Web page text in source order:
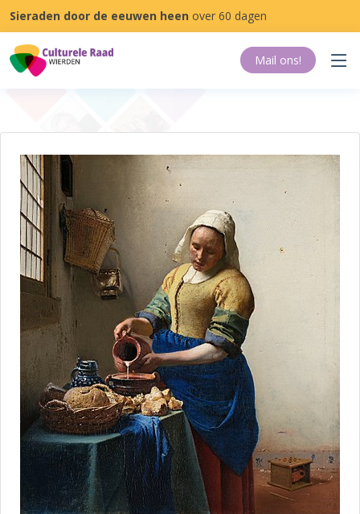
Sieraden door de eeuwen heen over 60 dagen
Mail ons!